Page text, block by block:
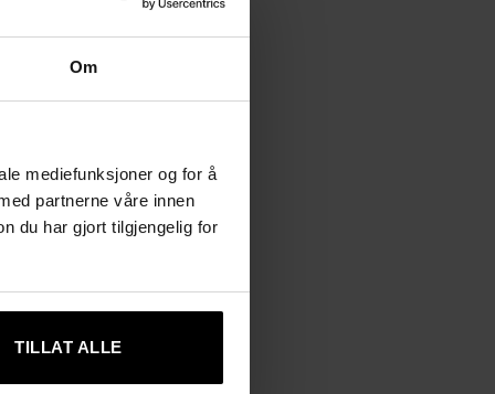
Om
mediefunksjoner og for å
partnerne våre innen
du har gjort tilgjengelig for
TILLAT ALLE
av eget bad.